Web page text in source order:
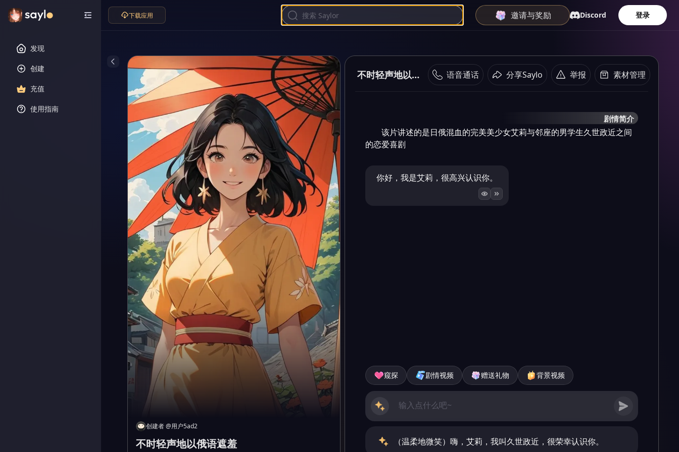
发现
创建
充值
使用指南
下载应用 邀请与奖励 Discord 登录
创建者@用户5ad2
不时轻声地以俄语遮羞
不时轻声地以俄语遮羞 语音通话 分享Saylo 举报 素材管理
剧情简介
该片讲述的是日俄混血的完美美少女艾莉与邻座的男学生久世政近之间
的恋爱喜剧
你好，我是艾莉，很高兴认识你。
窥探 剧情视频 赠送礼物 背景视频
（温柔地微笑）嗨，艾莉，我叫久世政近，很荣幸认识你。